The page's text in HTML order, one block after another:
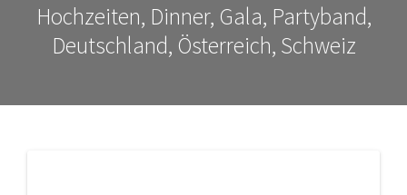
Hochzeiten, Dinner, Gala, Partyband,
Deutschland, Österreich, Schweiz